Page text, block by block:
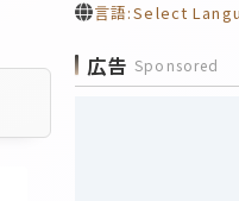
言語:Select
広告 Sponsored